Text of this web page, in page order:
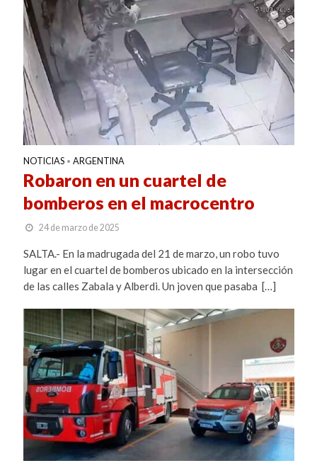
NOTICIAS • ARGENTINA
Robaron en un cuartel de
bomberos en el macrocentro
24 de marzo de 2025
SALTA.- En la madrugada del 21 de marzo, un robo tuvo
lugar en el cuartel de bomberos ubicado en la intersección
de las calles Zabala y Alberdi. Un joven que pasaba […]